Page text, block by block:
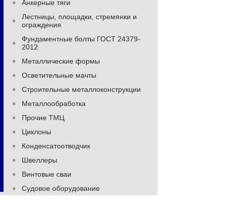
Анкерные тяги
Лестницы, площадки, стремянки и
ограждения
Фундаментные болты ГОСТ 24379-
2012
Металлические формы
Осветительные мачты
Строительные металлоконструкции
Металлообработка
Прочие ТМЦ
Циклоны
Конденсатоотводчик
Швеллеры
Винтовые сваи
Судовое оборудование